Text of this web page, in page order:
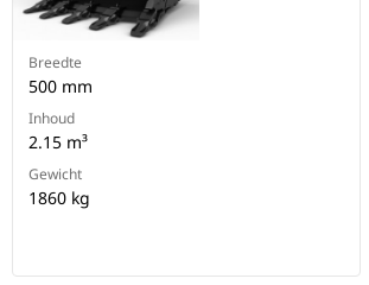
Breedte
500 mm
Inhoud
2.15 m³
Gewicht
1860 kg